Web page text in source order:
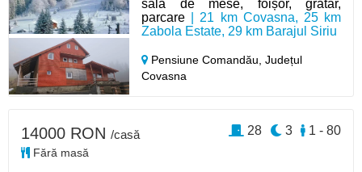
sală de mese, foișor, grătar,
parcare | 21 km Covasna, 25 km
Zabola Estate, 29 km Barajul Siriu
Pensiune Comandău,Județul
Covasna
14000 RON /casă
Fără masă
1 - 80
3
28